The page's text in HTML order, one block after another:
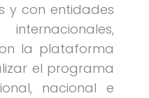
y con entidades
la plataforma
el programa
nacional e